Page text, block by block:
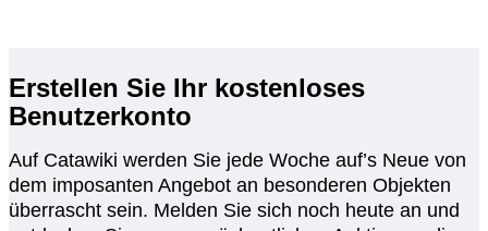
Erstellen Sie Ihr kostenloses
Benutzerkonto
Auf Catawiki werden Sie jede Woche auf’s Neue von
dem imposanten Angebot an besonderen Objekten
überrascht sein. Melden Sie sich noch heute an und